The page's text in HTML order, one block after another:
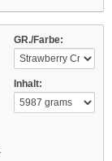
GR./Farbe:
Inhalt: